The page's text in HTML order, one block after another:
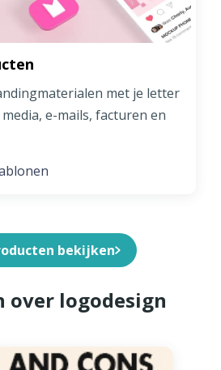
met je letter
e-mails, facturen en
bekijken
logodesign